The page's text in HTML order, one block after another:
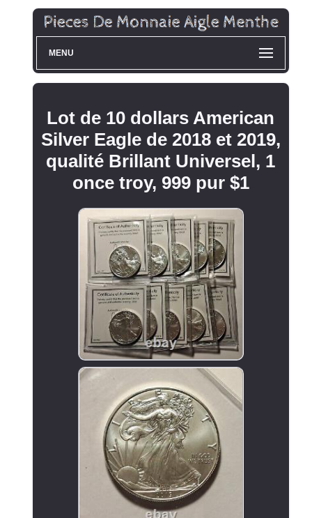
MENU
Lot de 10 dollars American
Silver Eagle de 2018 et 2019,
qualité Brillant Universel, 1
once troy, 999 pur $1